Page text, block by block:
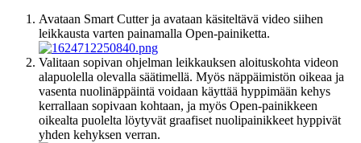
Avataan Smart Cutter ja avataan käsiteltävä video siihen
leikkausta varten painamalla Open-painiketta.
Valitaan sopivan ohjelman leikkauksen aloituskohta videon
alapuolella olevalla säätimellä. Myös näppäimistön oikeaa ja
vasenta nuolinäppäintä voidaan käyttää hyppimään kehys
kerrallaan sopivaan kohtaan, ja myös Open-painikkeen
oikealta puolelta löytyvät graafiset nuolipainikkeet hyppivät
yhden kehyksen verran.